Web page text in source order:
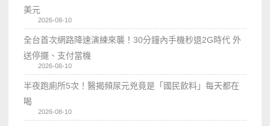
美元
2026-08-10
全台首次網路降速演練來襲！30分鐘內手機秒退2G時代 外
送停擺、支付當機
2026-08-10
半夜跑廁所5次！醫揭頻尿元兇竟是「國民飲料」每天都在
喝
2026-08-10